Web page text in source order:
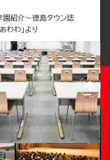
園紹介～徳島タウン誌
あわわ」より